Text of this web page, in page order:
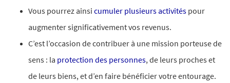
Vous pourrez ainsi cumuler plusieurs activités pour
augmenter significativement vos revenus.
C’est l’occasion de contribuer à une mission porteuse de
sens : la protection des personnes, de leurs proches et
de leurs biens, et d’en faire bénéficier votre entourage.